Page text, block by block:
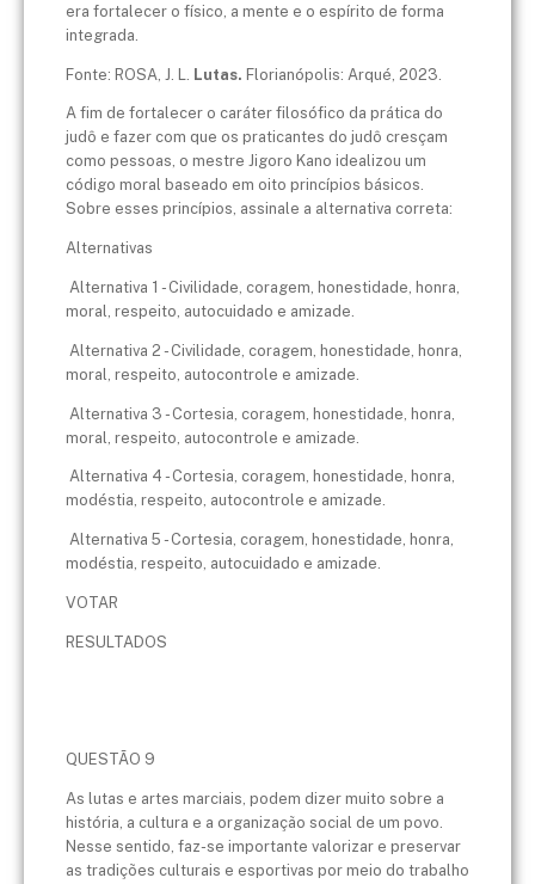
era fortalecer o físico, a mente e o espírito de forma
integrada.
Fonte: ROSA, J. L. Lutas. Florianópolis: Arqué, 2023.
A fim de fortalecer o caráter filosófico da prática do
judô e fazer com que os praticantes do judô cresçam
como pessoas, o mestre Jigoro Kano idealizou um
código moral baseado em oito princípios básicos.
Sobre esses princípios, assinale a alternativa correta:
Alternativas
Alternativa 1 - Civilidade, coragem, honestidade, honra,
moral, respeito, autocuidado e amizade.
Alternativa 2 - Civilidade, coragem, honestidade, honra,
moral, respeito, autocontrole e amizade.
Alternativa 3 - Cortesia, coragem, honestidade, honra,
moral, respeito, autocontrole e amizade.
Alternativa 4 - Cortesia, coragem, honestidade, honra,
modéstia, respeito, autocontrole e amizade.
Alternativa 5 - Cortesia, coragem, honestidade, honra,
modéstia, respeito, autocuidado e amizade.
VOTAR
RESULTADOS
QUESTÃO 9
As lutas e artes marciais, podem dizer muito sobre a
história, a cultura e a organização social de um povo.
Nesse sentido, faz-se importante valorizar e preservar
as tradições culturais e esportivas por meio do trabalho